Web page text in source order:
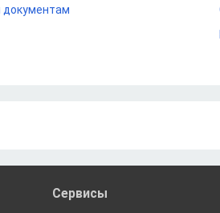
документам
Сервисы